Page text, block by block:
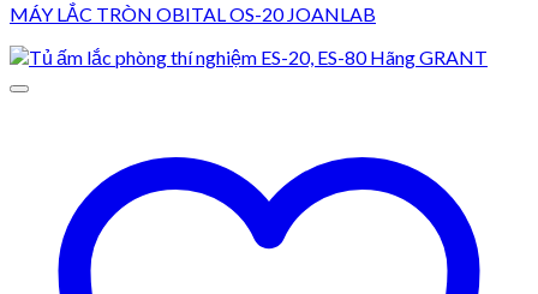
MÁY LẮC TRÒN OBITAL OS-20 JOANLAB